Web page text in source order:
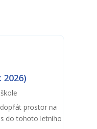
prostor na
do tohoto letního